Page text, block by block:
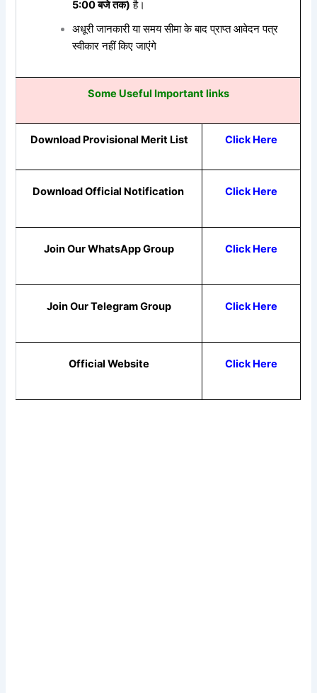
5:00 बजे तक) है।
अधूरी जानकारी या समय सीमा के बाद प्राप्त आवेदन पत्र
स्वीकार नहीं किए जाएंगे
Some Useful Important links
Download Provisional Merit List Click Here
Download Official Notification Click Here
Join Our WhatsApp Group Click Here
Join Our Telegram Group Click Here
Official Website Click Here